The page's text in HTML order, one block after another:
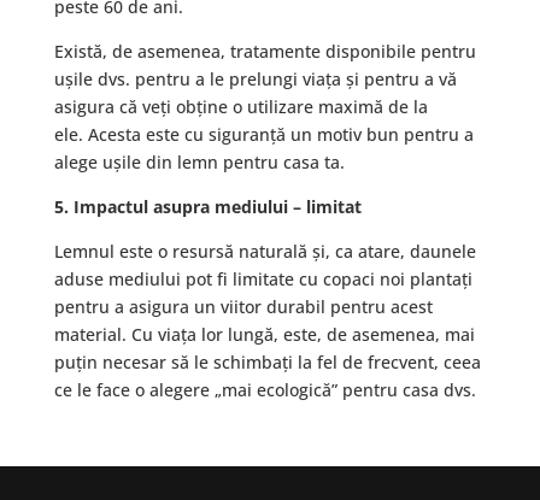
peste 60 de ani.
Există, de asemenea, tratamente disponibile pentru
ușile dvs. pentru a le prelungi viața și pentru a vă
asigura că veți obține o utilizare maximă de la
ele. Acesta este cu siguranță un motiv bun pentru a
alege ușile din lemn pentru casa ta.
5. Impactul asupra mediului – limitat
Lemnul este o resursă naturală și, ca atare, daunele
aduse mediului pot fi limitate cu copaci noi plantați
pentru a asigura un viitor durabil pentru acest
material. Cu viața lor lungă, este, de asemenea, mai
puțin necesar să le schimbați la fel de frecvent, ceea
ce le face o alegere „mai ecologică” pentru casa dvs.